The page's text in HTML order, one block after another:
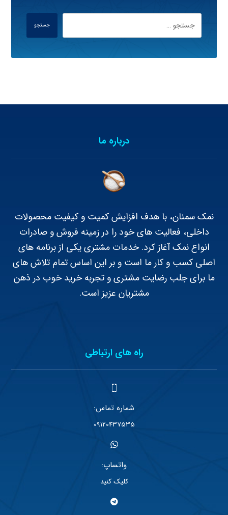
جستجو
درباره ما
نمک سمنان، با هدف افزایش کمیت و کیفیت محصولات
داخلی، فعالیت های خود را در زمینه فروش و صادرات
انواع نمک آغاز کرد. خدمات مشتری یکی از برنامه های
اصلی کسب و کار ما است و بر این اساس تمام تلاش های
ما برای جلب رضایت مشتری و تجربه خرید خوب در ذهن
مشتریان عزیز است.
راه های ارتباطی
شماره تماس:
09120437535
واتساپ:
کلیک کنید